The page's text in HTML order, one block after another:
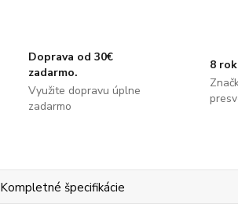
Doprava od 30€
zadarmo.
Využite dopravu úplne
zadarmo
8
Kompletné špecifikácie